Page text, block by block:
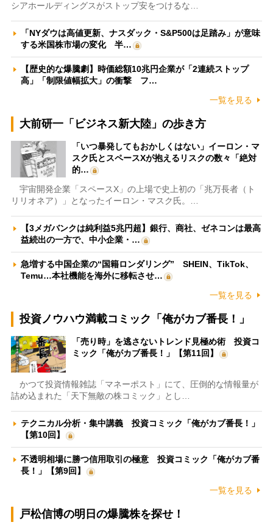
シアホールディングスがストップ安をつけるな…
「NYダウは高値更新、ナスダック・S&P500は足踏み」が意味
する米国株市場の変化 半…
【歴史的な爆騰劇】時価総額10兆円企業が「2連続ストップ
高」「制限値幅拡大」の衝撃 フ…
一覧を見る
大前研一「ビジネス新大陸」の歩き方
「いつ暴発してもおかしくはない」イーロン・マ
スク氏とスペースXが抱えるリスクの数々「絶対
的…
宇宙開発企業「スペースX」の上場で史上初の「兆万長者（ト
リリオネア）」となったイーロン・マスク氏。…
【3メガバンクは純利益5兆円超】銀行、商社、ゼネコンは最高
益続出の一方で、中小企業・…
急増する中国企業の“国籍ロンダリング” SHEIN、TikTok、
Temu…本社機能を海外に移転させ…
一覧を見る
投資ノウハウ満載コミック「俺がカブ番長！」
「売り時」を逃さないトレンド見極め術 投資コ
ミック「俺がカブ番長！」【第11回】
かつて投資情報雑誌「マネーポスト」にて、圧倒的な情報量が
詰め込まれた「天下無敵の株コミック」とし…
テクニカル分析・集中講義 投資コミック「俺がカブ番長！」
【第10回】
不透明相場に勝つ信用取引の極意 投資コミック「俺がカブ番
長！」【第9回】
一覧を見る
戸松信博の明日の爆騰株を探せ！